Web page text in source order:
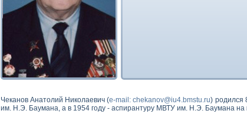
Чеканов Анатолий Николаевич (e-mail: chekanov@iu4.bmstu.ru) родился
им. Н.Э. Баумана, а в 1954 году - аспирантуру МВТУ им. Н.Э. Баумана